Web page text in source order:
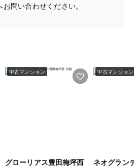
問い合わせください。
中古マンション
グローリアス豊田梅坪西
中古マンション
ネオグラン